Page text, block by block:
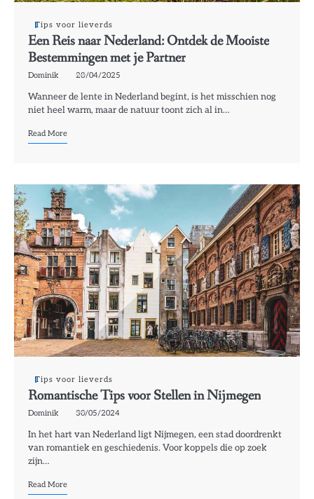
Tips voor lieverds
Een Reis naar Nederland: Ontdek de Mooiste
Bestemmingen met je Partner
Dominik 28/04/2025
Wanneer de lente in Nederland begint, is het misschien nog
niet heel warm, maar de natuur toont zich al in…
Read More
Tips voor lieverds
Romantische Tips voor Stellen in Nijmegen
Dominik 30/05/2024
In het hart van Nederland ligt Nijmegen, een stad doordrenkt
van romantiek en geschiedenis. Voor koppels die op zoek
zijn…
Read More